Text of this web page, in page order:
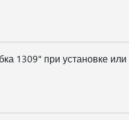
1309" при установке или